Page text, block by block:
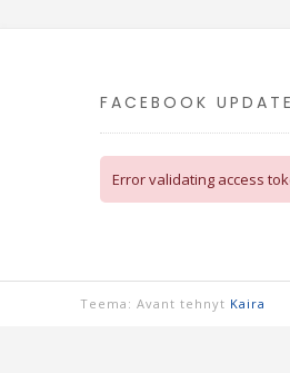
FACEBOOK
Error validating access
Teema: Avant tehnyt Kaira